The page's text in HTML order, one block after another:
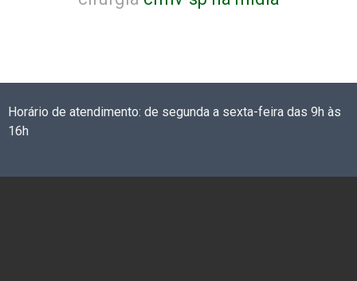
Horário de atendimento: de segunda a sexta-feira das 9h às
16h